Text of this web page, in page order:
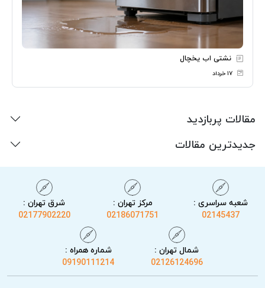
نشتی اب یخچال
۱۷ خرداد
مقالات پربازدید
جدیدترین مقالات
شعبه سراسری :
02145437
مرکز تهران :
02186071751
شرق تهران :
02177902220
شمال تهران :
02126124696
شماره همراه :
09190111214